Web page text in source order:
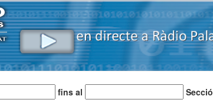
fins al Secció